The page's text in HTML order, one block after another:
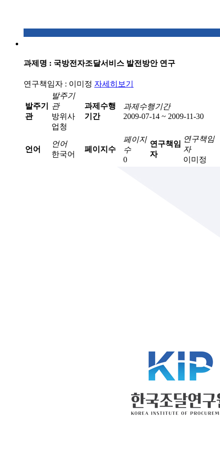
과제명 : 국방전자조달서비스 발전방안 연구
연구책임자 : 이미정 자세히보기
발주기
관
발주기
관
방위사
업청
과제수행
기간
과제수행기간
2009-07-14 ~ 2009-11-30
언어
언어
한국어
페이지수
페이지
수
0
연구책임
자
연구책임
자
이미정